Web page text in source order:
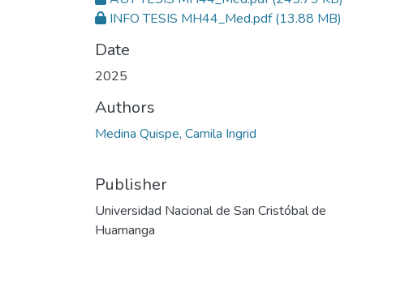
INFO TESIS MH44_Med.pdf(13.88 MB)
Date
2025
Authors
Medina Quispe, Camila Ingrid
Publisher
Universidad Nacional de San Cristóbal de
Huamanga